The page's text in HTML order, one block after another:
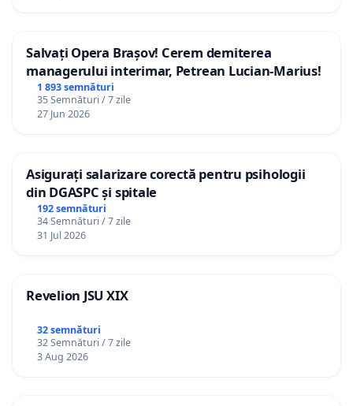
Salvați Opera Brașov! Cerem demiterea
managerului interimar, Petrean Lucian-Marius!
1 893 semnături
35 Semnături / 7 zile
27 Jun 2026
Asigurați salarizare corectă pentru psihologii
din DGASPC și spitale
192 semnături
34 Semnături / 7 zile
31 Jul 2026
Revelion JSU XIX
32 semnături
32 Semnături / 7 zile
3 Aug 2026